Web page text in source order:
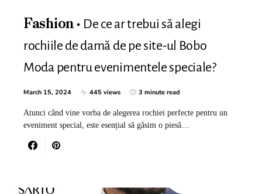
Fashion
De ce ar trebui să alegi
rochiile de damă de pe site-ul Bobo
Moda pentru evenimentele speciale?
March 15, 2024 445 views 3 minute read
Atunci când vine vorba de alegerea rochiei perfecte pentru un
eveniment special, este esențial să găsim o piesă…